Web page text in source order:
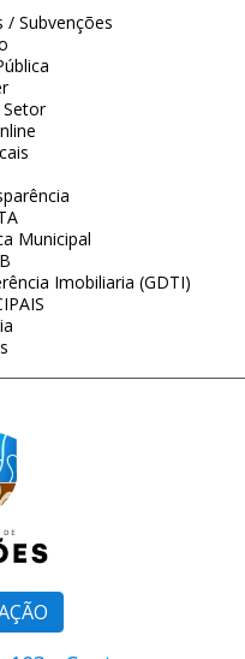
/ Subvenções
Setor
Municipal
Imobiliaria (GDTI)